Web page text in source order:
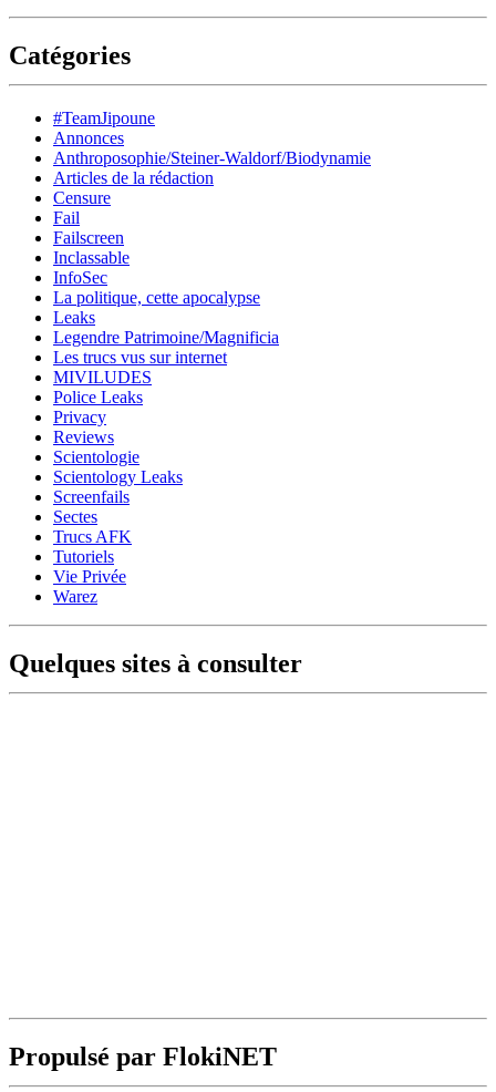
Catégories
#TeamJipoune
Annonces
Anthroposophie/Steiner-Waldorf/Biodynamie
Articles de la rédaction
Censure
Fail
Failscreen
Inclassable
InfoSec
La politique, cette apocalypse
Leaks
Legendre Patrimoine/Magnificia
Les trucs vus sur internet
MIVILUDES
Police Leaks
Privacy
Reviews
Scientologie
Scientology Leaks
Screenfails
Sectes
Trucs AFK
Tutoriels
Vie Privée
Warez
Quelques sites à consulter
Propulsé par FlokiNET